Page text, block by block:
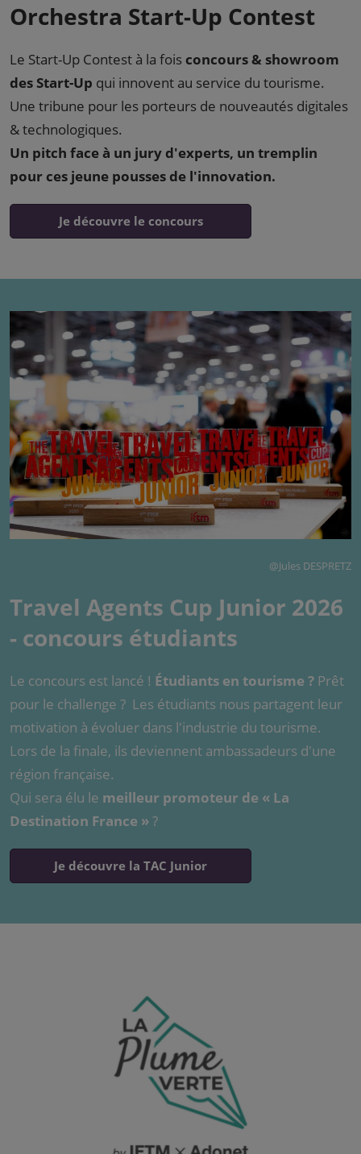
Orchestra Start-Up Contest
Le Start-Up Contest à la fois concours & showroom
des Start-Up qui innovent au service du tourisme.
Une tribune pour les porteurs de nouveautés digitales
& technologiques.
Un pitch face à un jury d'experts, un tremplin
pour ces jeune pousses de l'innovation.
Je découvre le concours
@Jules DESPRETZ
Travel Agents Cup Junior 2026
- concours étudiants
Le concours est lancé ! Étudiants en tourisme ? Prêt
pour le challenge ? Les étudiants nous partagent leur
motivation à évoluer dans l'industrie du tourisme.
Lors de la finale, ils deviennent ambassadeurs d'une
région française.
Qui sera élu le meilleur promoteur de « La
Destination France »?
Je découvre la TAC Junior